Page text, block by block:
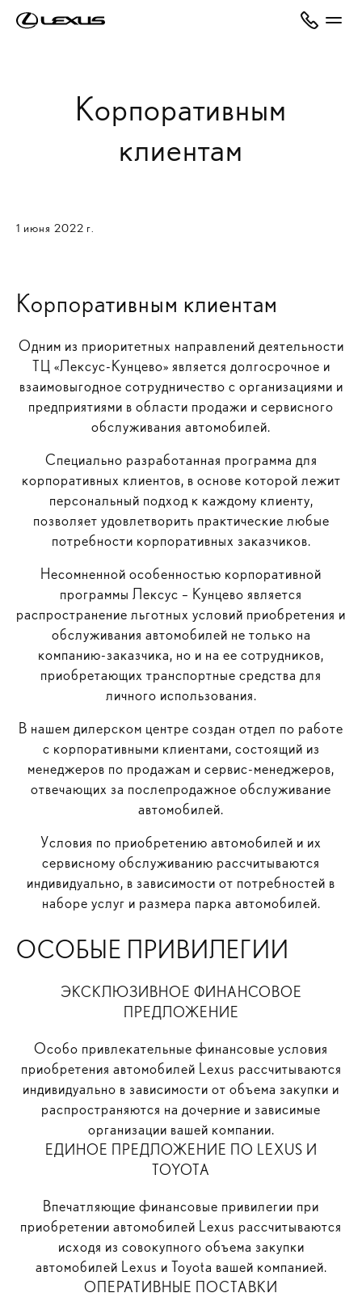
Корпоративным
клиентам
1 июня 2022 г.
Корпоративным клиентам
Одним из приоритетных направлений деятельности
ТЦ «Лексус-Кунцево» является долгосрочное и
взаимовыгодное сотрудничество с организациями и
предприятиями в области продажи и сервисного
обслуживания автомобилей.
Специально разработанная программа для
корпоративных клиентов, в основе которой лежит
персональный подход к каждому клиенту,
позволяет удовлетворить практические любые
потребности корпоративных заказчиков.
Несомненной особенностью корпоративной
программы Лексус – Кунцево является
распространение льготных условий приобретения и
обслуживания автомобилей не только на
компанию-заказчика, но и на ее сотрудников,
приобретающих транспортные средства для
личного использования.
В нашем дилерском центре создан отдел по работе
с корпоративными клиентами, состоящий из
менеджеров по продажам и сервис-менеджеров,
отвечающих за послепродажное обслуживание
автомобилей.
Условия по приобретению автомобилей и их
сервисному обслуживанию рассчитываются
индивидуально, в зависимости от потребностей в
наборе услуг и размера парка автомобилей.
ОСОБЫЕ ПРИВИЛЕГИИ
ЭКСКЛЮЗИВНОЕ ФИНАНСОВОЕ
ПРЕДЛОЖЕНИЕ
Особо привлекательные финансовые условия
приобретения автомобилей Lexus рассчитываются
индивидуально в зависимости от объема закупки и
распространяются на дочерние и зависимые
организации вашей компании.
ЕДИНОЕ ПРЕДЛОЖЕНИЕ ПО LEXUS И
TOYOTA
Впечатляющие финансовые привилегии при
приобретении автомобилей Lexus рассчитываются
исходя из совокупного объема закупки
автомобилей Lexus и Toyota вашей компанией.
ОПЕРАТИВНЫЕ ПОСТАВКИ